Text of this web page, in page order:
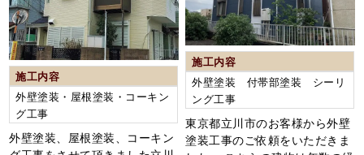
施工内容
外壁塗装・屋根塗装・コーキン
グ工事
外壁塗装、屋根塗装、コーキン
施工内容
外壁塗装 付帯部塗装 シーリ
ング工事
東京都立川市のお客様から外壁
塗装工事のご依頼をいただきま